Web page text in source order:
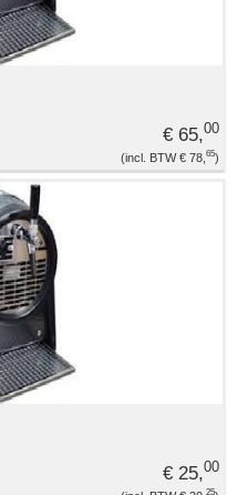
€ 65,00
€ 78, 65
€ 25,00
25